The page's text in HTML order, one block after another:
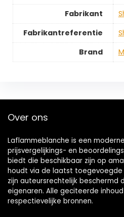
Fabrikant
Fabrikantreferentie
Brand
Over ons
Laflammeblanche is een
prijsvergelijkings- en
biedt die beschikbaar zijn op
houdt via de laatst toegevoegde
zijn auteursrechtelijk beschermd
eigenaren. Alle geciteerde
respectievelijke bronnen.